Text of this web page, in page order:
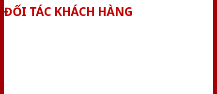
ĐỐI TÁC KHÁCH HÀNG